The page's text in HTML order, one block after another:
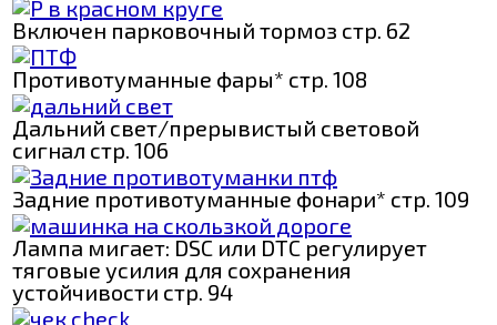
Включен парковочный тормоз стр. 62
Противотуманные фары* стр. 108
Дальний свет/прерывистый световой
сигнал стр. 106
Задние противотуманные фонари* стр. 109
Лампа мигает: DSC или DTC регулирует
тяговые усилия для сохранения
устойчивости стр. 94